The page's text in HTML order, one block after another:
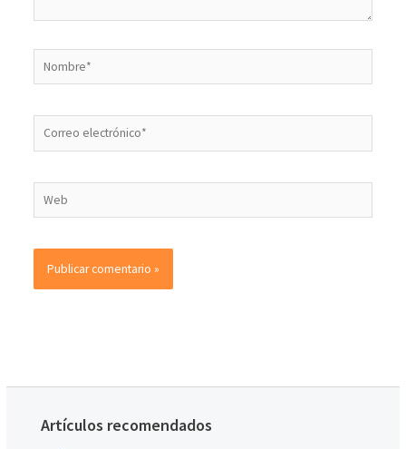
Artículos recomendados